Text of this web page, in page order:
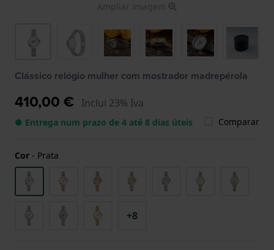
Ampliar imagem
Clássico relógio mulher com mostrador madrepérola
410,00 € Inclui 23% Iva
● Entrega num prazo de 4 até 8 dias úteis Comparar
Cor - Prata
+8